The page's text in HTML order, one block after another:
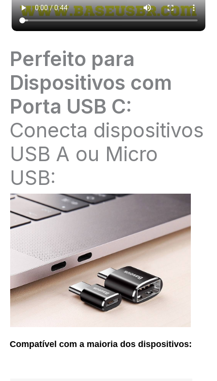
Perfeito para
Dispositivos com
Porta USB C:
Conecta dispositivos
USB A ou Micro
USB:
Compatível com a maioria dos dispositivos: